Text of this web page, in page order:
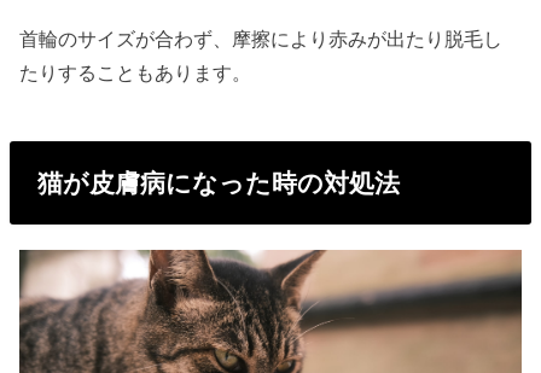
首輪のサイズが合わず、摩擦により赤みが出たり脱毛し
たりすることもあります。
猫が皮膚病になった時の対処法